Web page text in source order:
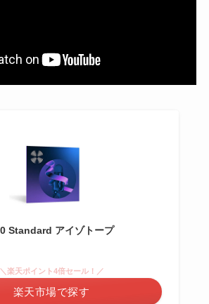
Standard アイゾトープ
＼楽天ポイント4倍セール！／
楽天市場で探す